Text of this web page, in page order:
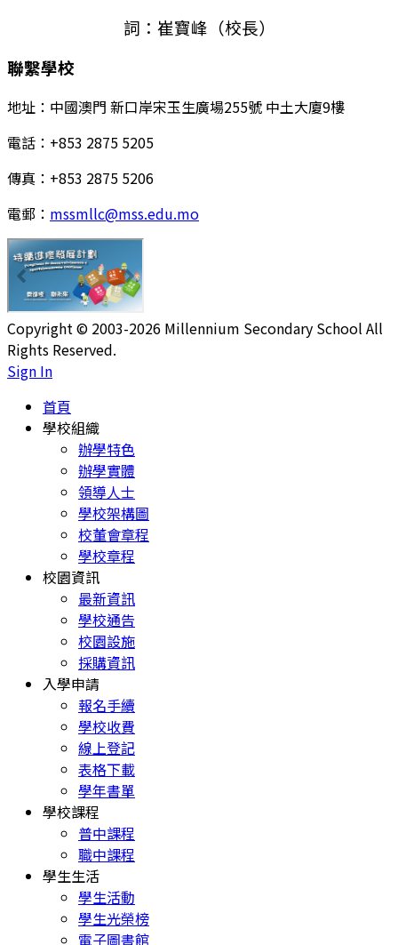
詞：崔寶峰（校長）
聯繫學校
地址：中國澳門 新口岸宋玉生廣場255號 中土大廈9樓
電話：+853 2875 5205
傳真：+853 2875 5206
電郵： mssmllc@mss.edu.mo
Copyright © 2003-2026 Millennium Secondary School All
Rights Reserved.
Sign In
首頁
學校組織
辦學特色
辦學實體
領導人士
學校架構圖
校董會章程
學校章程
校園資訊
最新資訊
學校通告
校園設施
採購資訊
入學申請
報名手續
學校收費
線上登記
表格下載
學年書單
學校課程
普中課程
職中課程
學生生活
學生活動
學生光榮榜
電子圖書館